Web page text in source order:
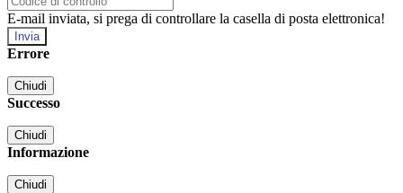
E-mail inviata, si prega di controllare la casella di posta elettronica!
Errore
Chiudi
Successo
Chiudi
Informazione
Chiudi